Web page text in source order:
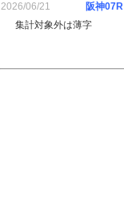
2026/06/21
阪神07R
集計対象外は薄字